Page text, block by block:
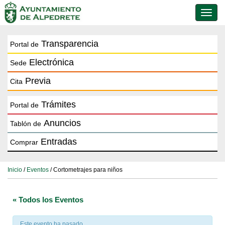
de
Portal de Transparencia
Sede Electrónica
Cita Previa
Portal de Trámites
Tablón de Anuncios
Comprar Entradas
Inicio / Eventos / Cortometrajes para niños
« Todos los Eventos